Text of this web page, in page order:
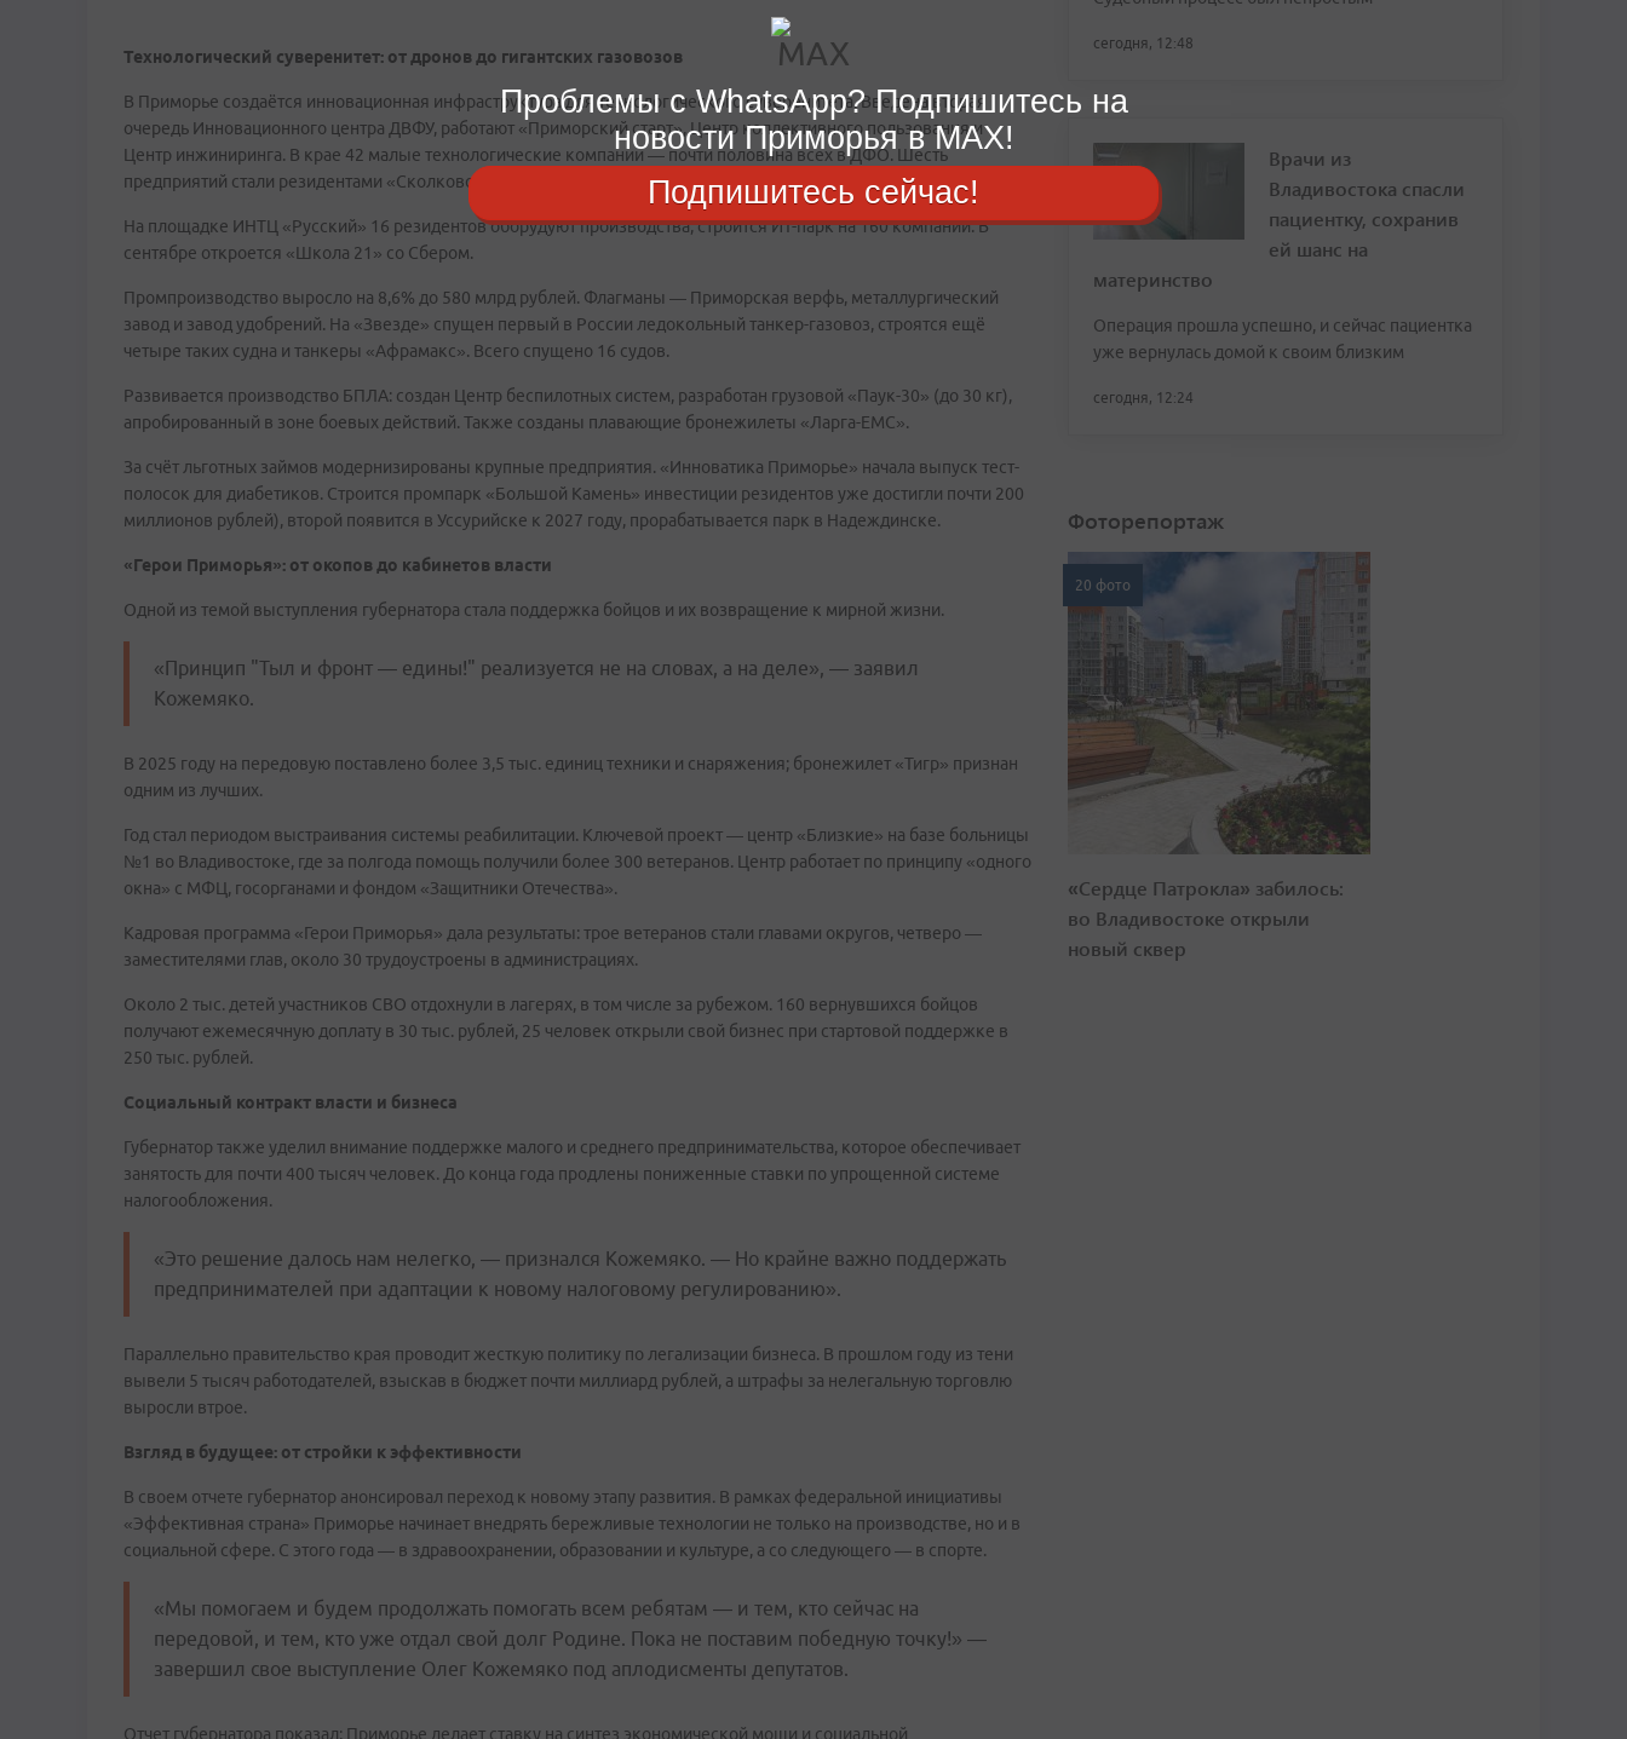
Технологический суверенитет: от дронов до гигантских газовозов
В Приморье создаётся инновационная инфраструктура для технологического суверенитета. Введена вторая
очередь Инновационного центра ДВФУ, работают «Приморский старт», Центр коллективного пользования и
Центр инжиниринга. В крае 42 малые технологические компании — почти половина всех в ДФО. Шесть
предприятий стали резидентами «Сколково» — это первое место в ДФО и топ-25 в России.
На площадке ИНТЦ «Русский» 16 резидентов оборудуют производства; строится ИТ-парк на 160 компаний. В
сентябре откроется «Школа 21» со Сбером.
Промпроизводство выросло на 8,6% до 580 млрд рублей. Флагманы — Приморская верфь, металлургический
завод и завод удобрений. На «Звезде» спущен первый в России ледокольный танкер-газовоз, строятся ещё
четыре таких судна и танкеры «Афрамакс». Всего спущено 16 судов.
Развивается производство БПЛА: создан Центр беспилотных систем, разработан грузовой «Паук-30» (до 30 кг),
апробированный в зоне боевых действий. Также созданы плавающие бронежилеты «Ларга-ЕМС».
За счёт льготных займов модернизированы крупные предприятия. «Инноватика Приморье» начала выпуск тест-
полосок для диабетиков. Строится промпарк «Большой Камень» инвестиции резидентов уже достигли почти 200
миллионов рублей), второй появится в Уссурийске к 2027 году, прорабатывается парк в Надеждинске.
«Герои Приморья»: от окопов до кабинетов власти
Одной из темой выступления губернатора стала поддержка бойцов и их возвращение к мирной жизни.
«Принцип "Тыл и фронт — едины!" реализуется не на словах, а на деле», — заявил
Кожемяко.
В 2025 году на передовую поставлено более 3,5 тыс. единиц техники и снаряжения; бронежилет «Тигр» признан
одним из лучших.
Год стал периодом выстраивания системы реабилитации. Ключевой проект — центр «Близкие» на базе больницы
№1 во Владивостоке, где за полгода помощь получили более 300 ветеранов. Центр работает по принципу «одного
окна» с МФЦ, госорганами и фондом «Защитники Отечества».
Кадровая программа «Герои Приморья» дала результаты: трое ветеранов стали главами округов, четверо —
заместителями глав, около 30 трудоустроены в администрациях.
Около 2 тыс. детей участников СВО отдохнули в лагерях, в том числе за рубежом. 160 вернувшихся бойцов
получают ежемесячную доплату в 30 тыс. рублей, 25 человек открыли свой бизнес при стартовой поддержке в
250 тыс. рублей.
Социальный контракт власти и бизнеса
Губернатор также уделил внимание поддержке малого и среднего предпринимательства, которое обеспечивает
занятость для почти 400 тысяч человек. До конца года продлены пониженные ставки по упрощенной системе
налогообложения.
«Это решение далось нам нелегко, — признался Кожемяко. — Но крайне важно поддержать
предпринимателей при адаптации к новому налоговому регулированию».
Параллельно правительство края проводит жесткую политику по легализации бизнеса. В прошлом году из тени
вывели 5 тысяч работодателей, взыскав в бюджет почти миллиард рублей, а штрафы за нелегальную торговлю
выросли втрое.
Взгляд в будущее: от стройки к эффективности
В своем отчете губернатор анонсировал переход к новому этапу развития. В рамках федеральной инициативы
«Эффективная страна» Приморье начинает внедрять бережливые технологии не только на производстве, но и в
социальной сфере. С этого года — в здравоохранении, образовании и культуре, а со следующего — в спорте.
«Мы помогаем и будем продолжать помогать всем ребятам — и тем, кто сейчас на
передовой, и тем, кто уже отдал свой долг Родине. Пока не поставим победную точку!» —
завершил свое выступление Олег Кожемяко под аплодисменты депутатов.
Отчет губернатора показал: Приморье делает ставку на синтез экономической мощи и социальной
сегодня, 12:48
Врачи из
Владивостока спасли
пациентку, сохранив
ей шанс на
материнство
Операция прошла успешно, и сейчас пациентка
уже вернулась домой к своим близким
сегодня, 12:24
Фоторепортаж
20 фото
«Сердце Патрокла» забилось:
во Владивостоке открыли
новый сквер
Проблемы с WhatsApp? Подпишитесь на
новости Приморья в MAX!
Подпишитесь сейчас!